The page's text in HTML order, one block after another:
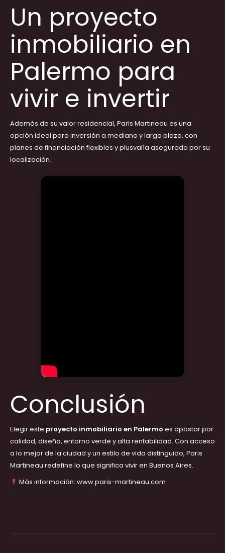
Un proyecto
inmobiliario en
Palermo para
vivir e invertir
Además de su valor residencial, Paris Martineau es una
opción ideal para inversión a mediano y largo plazo, con
planes de financiación flexibles y plusvalía asegurada por su
localización.
Conclusión
Elegir este proyecto inmobiliario en Palermo es apostar por
calidad, diseño, entorno verde y alta rentabilidad. Con acceso
a lo mejor de la ciudad y un estilo de vida distinguido, Paris
Martineau redefine lo que significa vivir en Buenos Aires.
Más información: www.paris-martineau.com